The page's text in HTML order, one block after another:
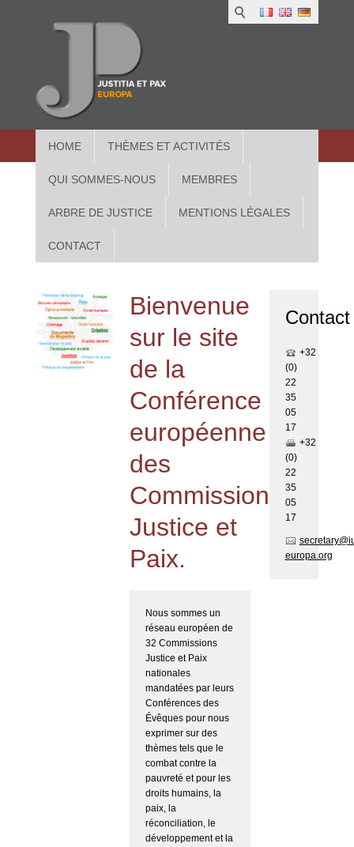
HOME THÈMES ET ACTIVITÉS
QUI SOMMES-NOUS MEMBRES
ARBRE DE JUSTICE MENTIONS LÉGALES
CONTACT
in
Bienvenue
sur le site
de la
Conférence
européenne
des
Commissions
Justice et
Paix.
Nous sommes un
réseau européen de
32 Commissions
Justice et Paix
nationales
mandatées par leurs
Conférences des
Évêques pour nous
exprimer sur des
thèmes tels que le
combat contre la
pauvreté et pour les
droits humains, la
paix, la
réconciliation, le
développement et la
Contact
+32
(0)
22
35
05
17
+32
(0)
22
35
05
17
europa.org